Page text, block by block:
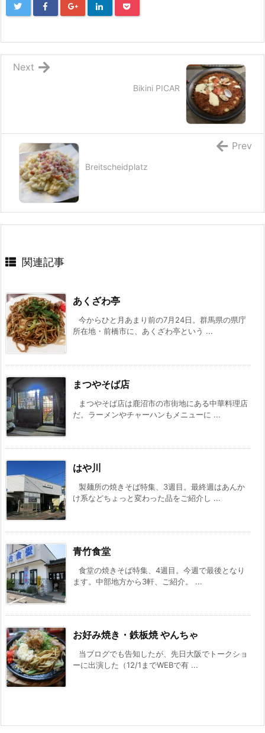
Bikini PICAR
Next
Breitscheidplatz
Prev
関連記事
あくざわ亭
今からひと月あまり前の7月24日。群馬県の県庁
所在地・前橋市に、あくざわ亭という ...
まつやそば店
まつやそば店は鹿沼市の市街地にある中華料理店
だ。ラーメンやチャーハンもメニューに ...
はや川
製麺所の焼きそば特集、3週目。最終週はあんか
け系などちょっと変わった品をご紹介し ...
青竹食堂
食堂の焼きそば特集、4週目。今週で最後となり
ます。中部地方から3軒、ご紹介。 ...
お好み焼き・鉄板焼 やんちゃ
当ブログでも告知したが、先日大阪でトークショ
ーに出演した（12/1までWEBで有 ...